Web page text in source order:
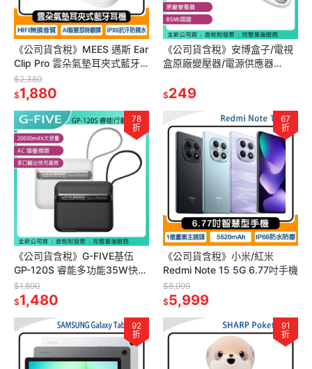
《公司貨含稅》MEES 邁斯 Ear
Clip Pro 雲朵氣墊耳夾式藍牙
耳機~送20W雙孔充電器
$2,380
$1,880
《公司貨含稅》安博盒子/電視
盒原廠變壓器/電源供應器
$249
78
折
《公司貨含稅》G-FIVE基伍
GP-120S 睿能多功能35W快充
行動電源20000mAh~贈硬殼
收納包X-419
$1,890
$1,480
67
折
《公司貨含稅》小米/紅米
Redmi Note 15 5G 6.77吋手機
$8,999
$5,999
92
折
91
折